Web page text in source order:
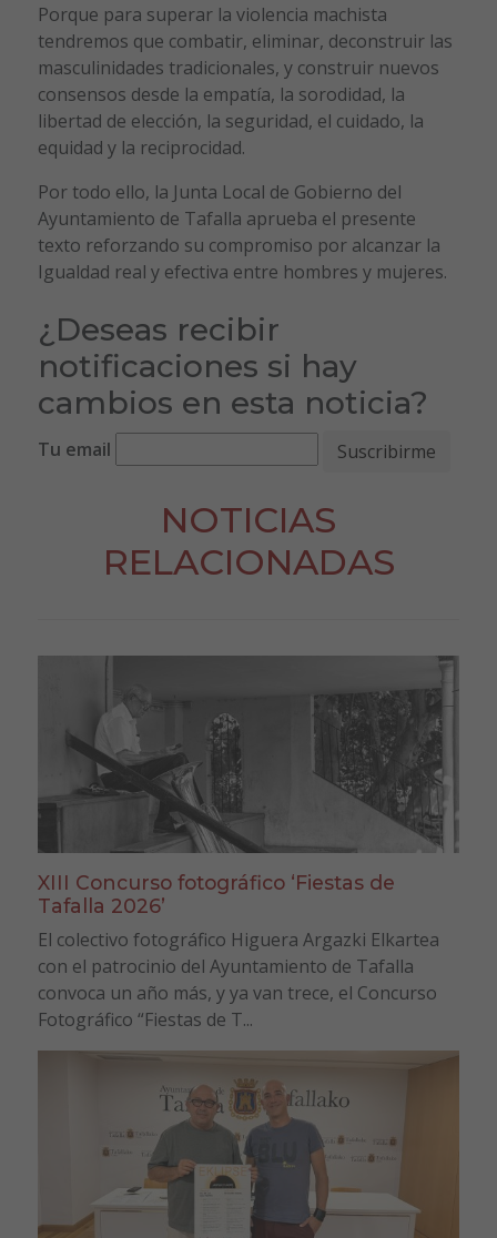
Porque para superar la violencia machista
tendremos que combatir, eliminar, deconstruir las
masculinidades tradicionales, y construir nuevos
consensos desde la empatía, la sorodidad, la
libertad de elección, la seguridad, el cuidado, la
equidad y la reciprocidad.
Por todo ello, la Junta Local de Gobierno del
Ayuntamiento de Tafalla aprueba el presente
texto reforzando su compromiso por alcanzar la
Igualdad real y efectiva entre hombres y mujeres.
¿Deseas recibir
notificaciones si hay
cambios en esta noticia?
Tu email
NOTICIAS
RELACIONADAS
XIII Concurso fotográfico ‘Fiestas de
Tafalla 2026’
El colectivo fotográfico Higuera Argazki Elkartea
con el patrocinio del Ayuntamiento de Tafalla
convoca un año más, y ya van trece, el Concurso
Fotográfico “Fiestas de T...